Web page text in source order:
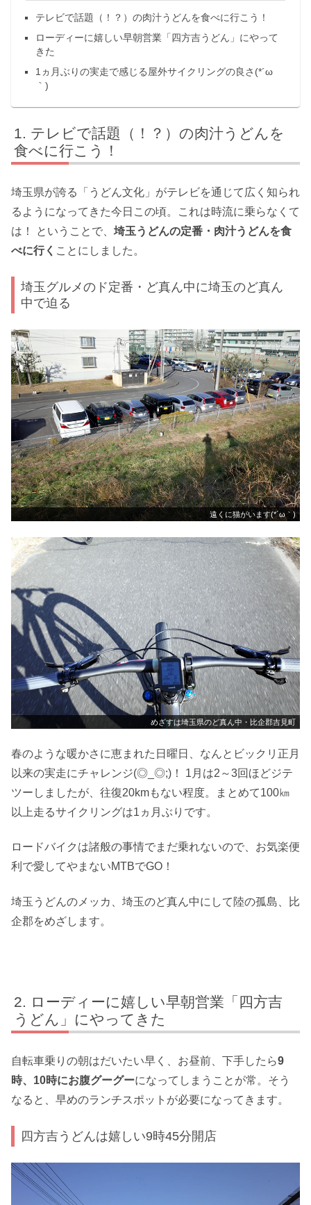
テレビで話題（！？）の肉汁うどんを食べに行こう！
ローディーに嬉しい早朝営業「四方吉うどん」にやって
きた
1ヵ月ぶりの実走で感じる屋外サイクリングの良さ(*´ω
｀)
テレビで話題（！？）の肉汁うどんを
食べに行こう！
埼玉県が誇る「うどん文化」がテレビを通じて広く知られ
るようになってきた今日この頃。これは時流に乗らなくて
は！ ということで、 埼玉うどんの定番・肉汁うどんを食
べに行く ことにしました。
埼玉グルメのド定番・ど真ん中に埼玉のど真ん
中で迫る
遠くに猫がいます(*´ω｀)
めざすは埼玉県のど真ん中・比企郡吉見町
春のような暖かさに恵まれた日曜日、なんとビックリ正月
以来の実走にチャレンジ(◎_◎;)！ 1月は2～3回ほどジテ
ツーしましたが、往復20kmもない程度。まとめて100㎞
以上走るサイクリングは1ヵ月ぶりです。
ロードバイクは諸般の事情でまだ乗れないので、お気楽便
利で愛してやまないMTBでGO！
埼玉うどんのメッカ、埼玉のど真ん中にして陸の孤島、比
企郡をめざします。
ローディーに嬉しい早朝営業「四方吉
うどん」にやってきた
自転車乗りの朝はだいたい早く、お昼前、下手したら9
時、10時にお腹グーグーになってしまうことが常。そう
なると、早めのランチスポットが必要になってきます。
四方吉うどんは嬉しい9時45分開店